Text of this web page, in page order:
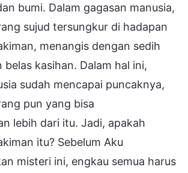
bumi. Dalam gagasan manusia,
sujud tersungkur di hadapan
menangis dengan sedih
belas kasihan. Dalam hal ini,
sudah mencapai puncaknya,
pun yang bisa
lebih dari itu. Jadi, apakah
itu? Sebelum Aku
misteri ini, engkau semua harus